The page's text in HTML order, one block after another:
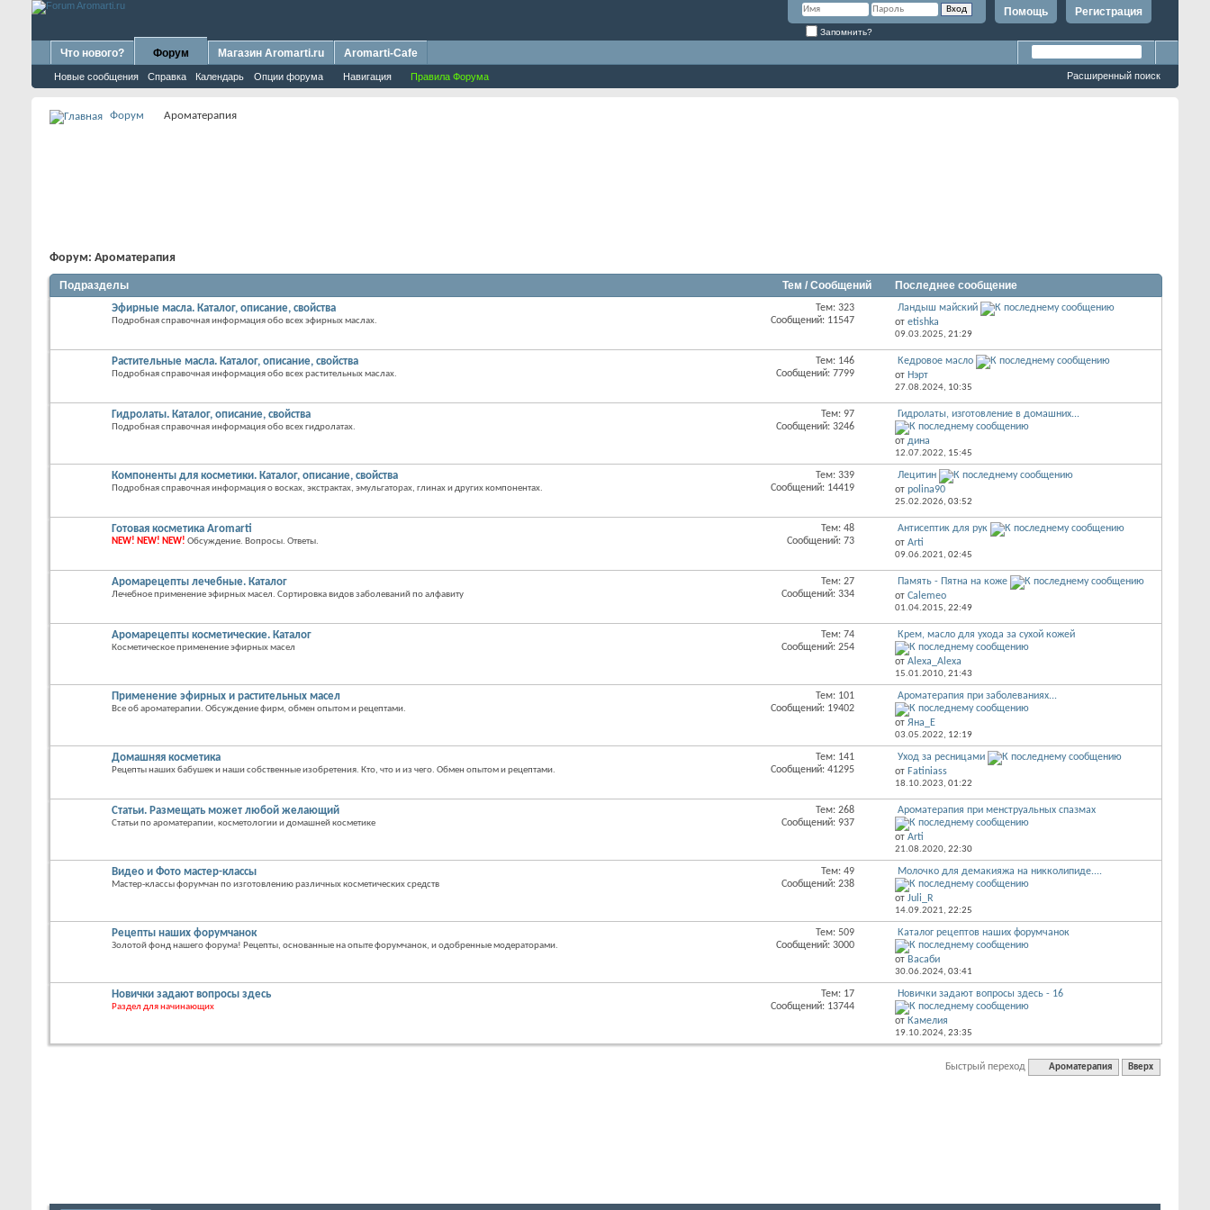
Регистрация
Помощь
Запомнить?
Что нового? Форум
Новые сообщения Справка Календарь Опции форума Навигация Правила Форума
Магазин Aromarti.ru Aromarti-Cafe
Расширенный поиск
Форум Ароматерапия
Форум: Ароматерапия
Подразделы Тем / Сообщений Последнее сообщение
Эфирные масла. Каталог, описание, свойства
Подробная справочная информация обо всех эфирных маслах.
Тем: 323
Сообщений: 11547
Ландыш майский
от etishka
09.03.2025, 21:29
Растительные масла. Каталог, описание, свойства
Подробная справочная информация обо всех растительных маслах.
Тем: 146
Сообщений: 7799
Кедровое масло
от Нэрт
27.08.2024, 10:35
Гидролаты. Каталог, описание, свойства
Подробная справочная информация обо всех гидролатах.
Тем: 97
Сообщений: 3246
Гидролаты, изготовление в домашних...
от дина
12.07.2022, 15:45
Компоненты для косметики. Каталог, описание, свойства
Подробная справочная информация о восках, экстрактах, эмульгаторах, глинах и других компонентах.
Тем: 339
Сообщений: 14419
Лецитин
от polina90
25.02.2026, 03:52
Готовая косметика Aromarti
NEW! NEW! NEW! Обсуждение. Вопросы. Ответы.
Тем: 48
Сообщений: 73
Антисептик для рук
от Arti
09.06.2021, 02:45
Аромарецепты лечебные. Каталог
Лечебное применение эфирных масел. Сортировка видов заболеваний по алфавиту
Тем: 27
Сообщений: 334
Память - Пятна на коже
от Calemeo
01.04.2015, 22:49
Аромарецепты косметические. Каталог
Косметическое применение эфирных масел
Тем: 74
Сообщений: 254
Крем, масло для ухода за сухой кожей
от Alexa_Alexa
15.01.2010, 21:43
Применение эфирных и растительных масел
Все об ароматерапии. Обсуждение фирм, обмен опытом и рецептами.
Тем: 101
Сообщений: 19402
Ароматерапия при заболеваниях...
от Яна_Е
03.05.2022, 12:19
Домашняя косметика
Рецепты наших бабушек и наши собственные изобретения. Кто, что и из чего. Обмен опытом и рецептами.
Тем: 141
Сообщений: 41295
Уход за ресницами
от Fatiniass
18.10.2023, 01:22
Статьи. Размещать может любой желающий
Статьи по ароматерапии, косметологии и домашней косметике
Тем: 268
Сообщений: 937
Ароматерапия при менструальных спазмах
от Arti
21.08.2020, 22:30
Видео и Фото мастер-классы
Мастер-классы форумчан по изготовлению различных косметических средств
Тем: 49
Сообщений: 238
Молочко для демакияжа на никколипиде....
от Juli_R
14.09.2021, 22:25
Рецепты наших форумчанок
Золотой фонд нашего форума! Рецепты, основанные на опыте форумчанок, и одобренные модераторами.
Тем: 509
Сообщений: 3000
Каталог рецептов наших форумчанок
от Васаби
30.06.2024, 03:41
Новички задают вопросы здесь
Раздел для начинающих
Тем: 17
Сообщений: 13744
Новички задают вопросы здесь - 16
от Камелия
19.10.2024, 23:35
Быстрый переход Ароматерапия Вверх